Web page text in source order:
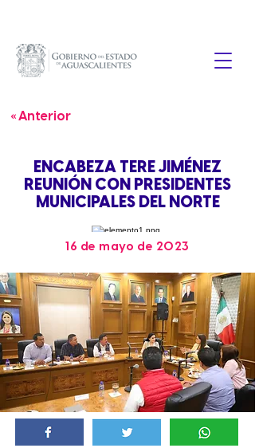
« Anterior
ENCABEZA TERE JIMÉNEZ
REUNIÓN CON PRESIDENTES
MUNICIPALES DEL NORTE
16 de mayo de 2023